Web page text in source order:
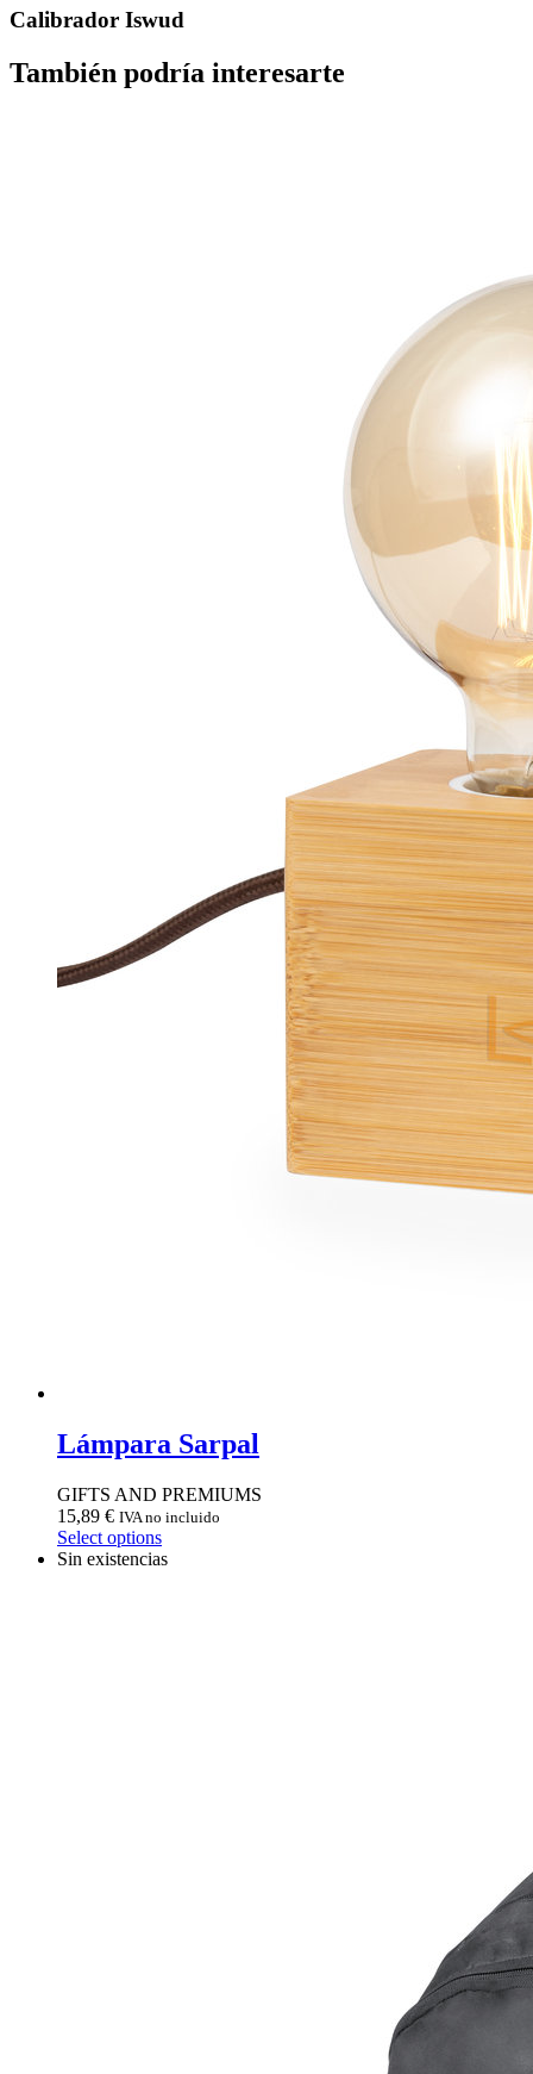
Calibrador Iswud
También podría interesarte
Lámpara Sarpal
GIFTS AND PREMIUMS
15,89 € IVA no incluido
Select options
Sin existencias